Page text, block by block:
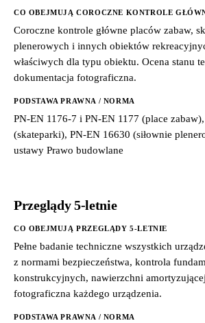
CO OBEJMUJĄ COROCZNE KONTROLE
Coroczne kontrole główne placów zabaw,
plenerowych i innych obiektów
właściwych dla typu obiektu. Ocena stanu
dokumentacja fotograficzna.
PODSTAWA PRAWNA / NORMA
PN-EN 1176-7 i PN-EN 1177 (place
(skateparki), PN-EN 16630 (siłownie
ustawy Prawo budowlane
Przeglądy 5-letnie
CO OBEJMUJĄ PRZEGLĄDY 5-LETNIE
Pełne badanie techniczne wszystkich
z normami bezpieczeństwa, kontrola
konstrukcyjnych, nawierzchni
fotograficzna każdego urządzenia.
PODSTAWA PRAWNA / NORMA